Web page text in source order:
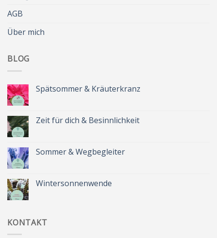
AGB
Über mich
BLOG
Spätsommer & Kräuterkranz
Spätsommer
&
Zeit für dich & Besinnlichkeit
Zeit
für
Sommer & Wegbegleiter
Sommer
&
Wintersonnenwende
KONTAKT